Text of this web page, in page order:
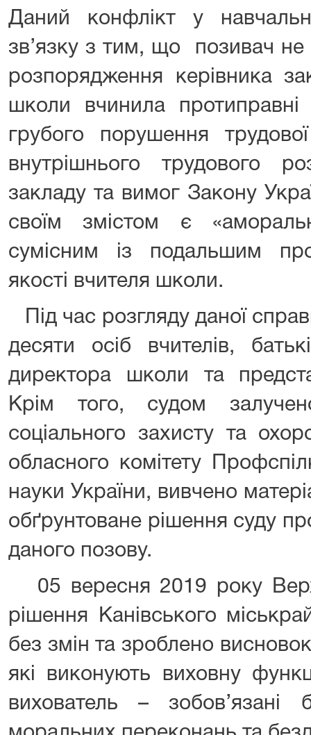
Даний конфлікт у
зв’язку з тим, що позивач не
розпорядження керівника
школи вчинила
грубого порушення
внутрішнього трудового
закладу та вимог Закону
своїм змістом є
сумісним із подальшим
якості вчителя школи.
Під час розгляду даної
десяти осіб вчителів,
директора школи та
Крім того, судом
соціального захисту та
обласного комітету
науки України, вивчено
обґрунтоване рішення суду
даного позову.
05 вересня 2019 року
рішення Канівського
без змін та зроблено
які виконують виховну
вихователь –